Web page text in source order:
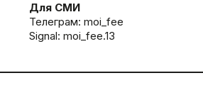
Для СМИ
Телеграм: moi_fee
Signal: moi_fee.13